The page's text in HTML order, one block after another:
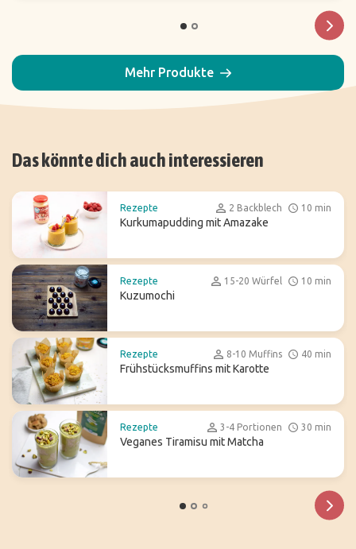
Mehr Produkte
Das könnte dich auch interessieren
Rezepte 2 Backblech 10 min
Kurkumapudding mit Amazake
Rezepte 15-20 Würfel 10 min
Kuzumochi
Rezepte 8-10 Muffins 40 min
Frühstücksmuffins mit Karotte
Rezepte 3-4 Portionen 30 min
Veganes Tiramisu mit Matcha